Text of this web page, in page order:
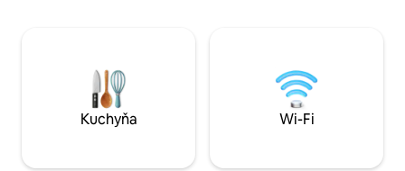
vybavenie k dispozícii: kávovar, ručný
mixér, bojler na vodu, vaflovač,
hriankovač a v podstate všetko, čo
potrebujete na vybavenie, ako je
manželskou
jedálenským
televízorom, –
opaľovania a
Kuchyňa Wi-Fi